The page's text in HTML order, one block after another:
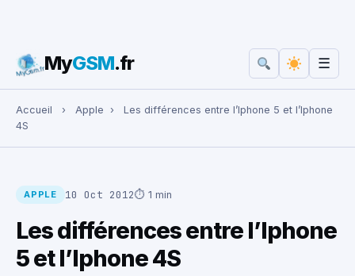
Rechercher :
MyGSM.fr ☰
Accueil › Apple ›
Les différences entre l’Iphone 5 et l’Iphone
4S
APPLE 10 Oct 2012⏱ 1 min
Les différences entre l’Iphone
5 et l’Iphone 4S